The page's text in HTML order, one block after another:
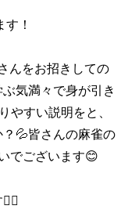
！
んをお招きしての
気満々で身が引き
やすい説明をと、
💦皆さんの麻雀の
でございます😊